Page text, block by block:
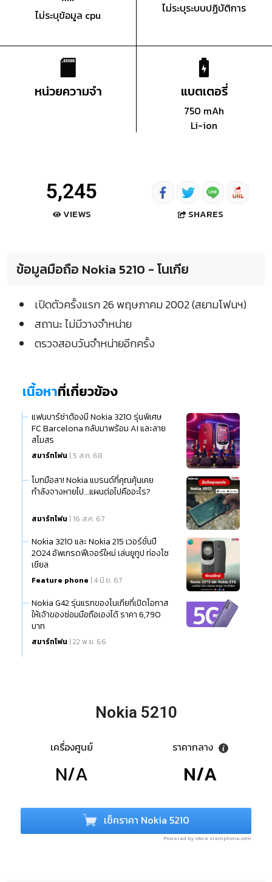
ไม่ระบุข้อมูล cpu ไม่ระบุระบบปฏิบัติการ
หน่วยความจำ แบตเตอรี่
750 mAh
Li-ion
5,245
VIEWS SHARES
ข้อมูลมือถือ Nokia 5210 - โนเกีย
เปิดตัวครั้งแรก 26 พฤษภาคม 2002 (สยามโฟนฯ)
สถานะ ไม่มีวางจำหน่าย
ตรวจสอบวันจำหน่ายอีกครั้ง
เนื้อหาที่เกี่ยวข้อง
แฟนบาร์ซ่าต้องมี Nokia 3210 รุ่นพิเศษ
FC Barcelona กลับมาพร้อม AI และลาย
สโมสร
สมาร์ทโฟน | 5 ส.ค. 68
โบกมือลา! Nokia แบรนด์ที่คุณคุ้นเคย
กำลังจางหายไป...แผนต่อไปคืออะไร?
สมาร์ทโฟน | 16 ส.ค. 67
Nokia 3210 และ Nokia 215 เวอร์ชั่นปี
2024 อัพเกรดฟีเจอร์ใหม่ เล่นยูทูป ท่องโซ
เชียล
Feature phone | 4 มิ.ย. 67
Nokia G42 รุ่นแรกของโนเกียที่เปิดโอกาส
ให้เจ้าของซ่อมมือถือเองได้ ราคา 6,790
บาท
สมาร์ทโฟน | 22 พ.ย. 66
Nokia 5210
เครื่องศูนย์
N/A
ราคากลาง
N/A
เช็คราคา Nokia 5210
Powered by store.siamphone.com